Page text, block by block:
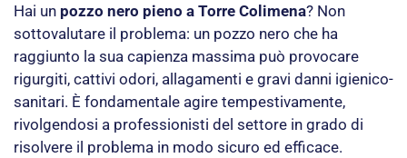
Hai un pozzo nero pieno a Torre Colimena? Non
sottovalutare il problema: un pozzo nero che ha
raggiunto la sua capienza massima può provocare
rigurgiti, cattivi odori, allagamenti e gravi danni igienico-
sanitari. È fondamentale agire tempestivamente,
rivolgendosi a professionisti del settore in grado di
risolvere il problema in modo sicuro ed efficace.